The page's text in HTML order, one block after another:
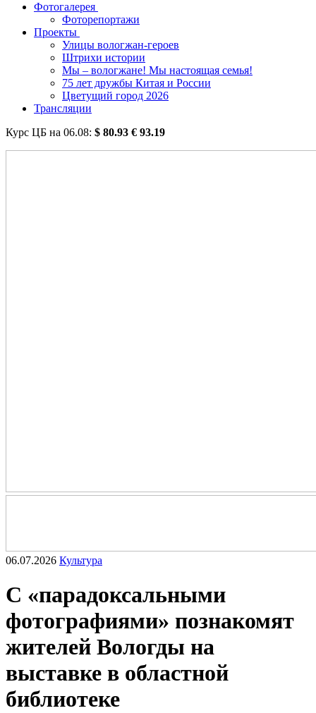
Фотогалерея
Фоторепортажи
Проекты
Улицы вологжан-героев
Штрихи истории
Мы – вологжане! Мы настоящая семья!
75 лет дружбы Китая и России
Цветущий город 2026
Трансляции
Курс ЦБ на 06.08: $ 80.93 € 93.19
06.07.2026 Культура
С «парадоксальными
фотографиями» познакомят
жителей Вологды на
выставке в областной
библиотеке